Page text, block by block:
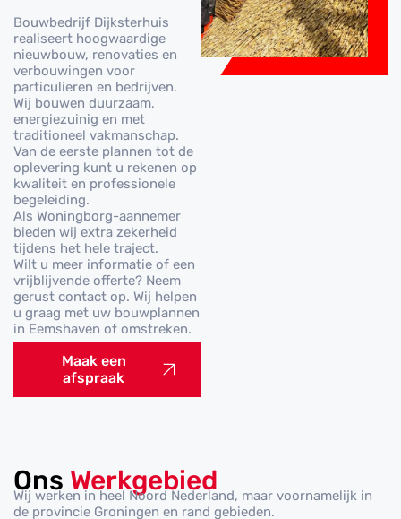
Bouwbedrijf Dijksterhuis
realiseert hoogwaardige
nieuwbouw, renovaties en
verbouwingen voor
particulieren en bedrijven.
Wij bouwen duurzaam,
energiezuinig en met
traditioneel vakmanschap.
Van de eerste plannen tot de
oplevering kunt u rekenen op
kwaliteit en professionele
begeleiding.
Als Woningborg-aannemer
bieden wij extra zekerheid
tijdens het hele traject.
Wilt u meer informatie of een
vrijblijvende offerte? Neem
gerust contact op. Wij helpen
u graag met uw bouwplannen
in Eemshaven of omstreken.
Maak een
afspraak
Ons Werkgebied
Wij werken in heel Noord Nederland, maar voornamelijk in
de provincie Groningen en rand gebieden.